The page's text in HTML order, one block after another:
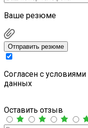
Ваше резюме
Отправить резюме
Cогласен с условиями
данных
Оставить отзыв